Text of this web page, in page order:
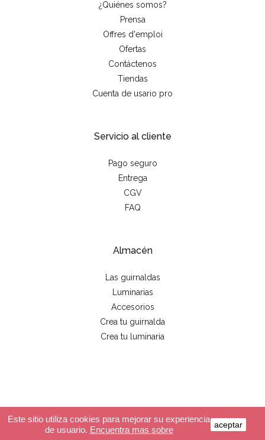
¿Quiénes somos?
Prensa
Offres d'emploi
Ofertas
Contáctenos
Tiendas
Cuenta de usario pro
Servicio al cliente
Pago seguro
Entrega
CGV
FAQ
Almacén
Las guirnaldas
Luminarias
Accesorios
Crea tu guirnalda
Crea tu luminaria
Este sitio utiliza cookies para mejorar su experiencia
de usuario. Encuentra mas sobre aceptar
© 2026 - La case de cousin Paul